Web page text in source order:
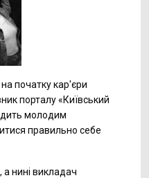
початку кар'єри
порталу «Київський
молодим
правильно себе
а нині викладач